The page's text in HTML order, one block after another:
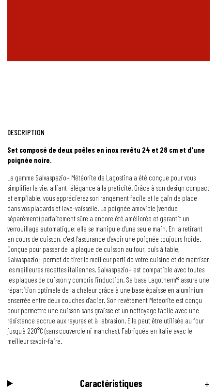
DESCRIPTION
Set composé de deux poêles en inox revêtu 24 et 28 cm et d'une
poignée noire.
La gamme Salvaspazio+ Météorite de Lagostina a été conçue pour vous
simplifier la vie, alliant l'élégance à la praticité. Grâce à son design compact
et empilable, vous apprécierez son rangement facile et le gain de place
dans vos placards et lave-vaisselle. La poignée amovible (vendue
séparément) parfaitement sûre a encore été améliorée et garantit un
verrouillage automatique; elle se manipule d'une seule main. En la retirant
en cours de cuisson, c'est l'assurance d'avoir une poignée toujours froide.
Conçue pour passer de la plaque de cuisson au four, puis à table,
Salvaspazio+ permet de tirer le meilleur parti de votre cuisine et de maîtriser
les meilleures recettes italiennes. Salvaspazio+ est compatible avec toutes
les plaques de cuisson y compris l’induction. Sa base Lagotherm® assure une
répartition optimale de la chaleur grâce à une base épaisse en aluminium
enserrée entre deux couches d'acier. Son revêtement Meteorite est conçu
pour permettre une cuisson sans graisse et un nettoyage facile avec une
résistance accrue aux rayures et à l'abrasion. Elle peut être utilisée au four
jusqu'à 220°C (sans couvercle ni manches). Fabriquée en Italie avec le
meilleur savoir-faire.
Caractéristiques